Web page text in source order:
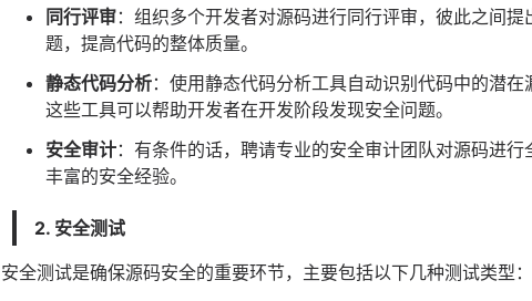
同行评审：组织多个开发者对源码进行同行评审，彼此之间
题，提高代码的整体质量。
静态代码分析：使用静态代码分析工具自动识别代码中的潜
这些工具可以帮助开发者在开发阶段发现安全问题。
安全审计：有条件的话，聘请专业的安全审计团队对源码进
丰富的安全经验。
2. 安全测试
安全测试是确保源码安全的重要环节，主要包括以下几种测试类型：